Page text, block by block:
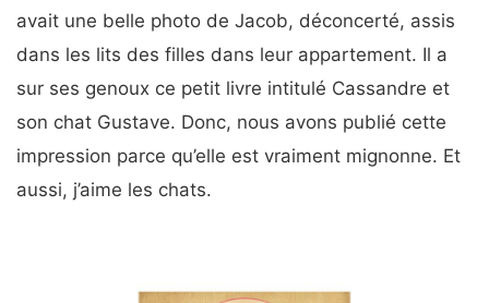
avait une belle photo de Jacob, déconcerté, assis
dans les lits des filles dans leur appartement. Il a
sur ses genoux ce petit livre intitulé Cassandre et
son chat Gustave. Donc, nous avons publié cette
impression parce qu’elle est vraiment mignonne. Et
aussi, j’aime les chats.